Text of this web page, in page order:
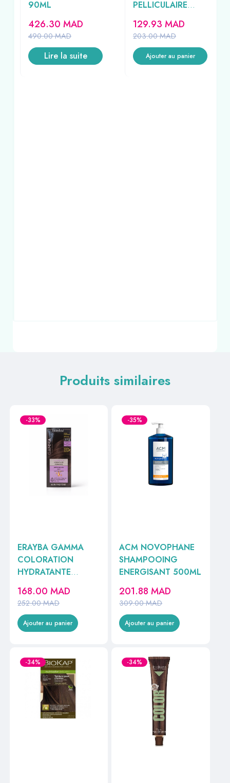
90ML
490.00MAD
426.30 MAD
Lire la suite
PELLICULAIRE
CHEVEUX SECS
200ML
203.00MAD
129.93 MAD
Ajouter au panier
Produits similaires
-33%
ERAYBA GAMMA
COLORATION
HYDRATANTE
PERMANENTE
N°7/12 BLOND
CENDRE IRISE
150ML
252.00MAD
168.00 MAD
Ajouter au panier
-35%
ACM NOVOPHANE
SHAMPOOING
ENERGISANT 500ML
309.00MAD
201.88MAD
Ajouter au panier
-34% -34%